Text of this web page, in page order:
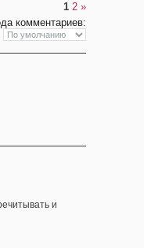
1 2 »
комментариев:
и